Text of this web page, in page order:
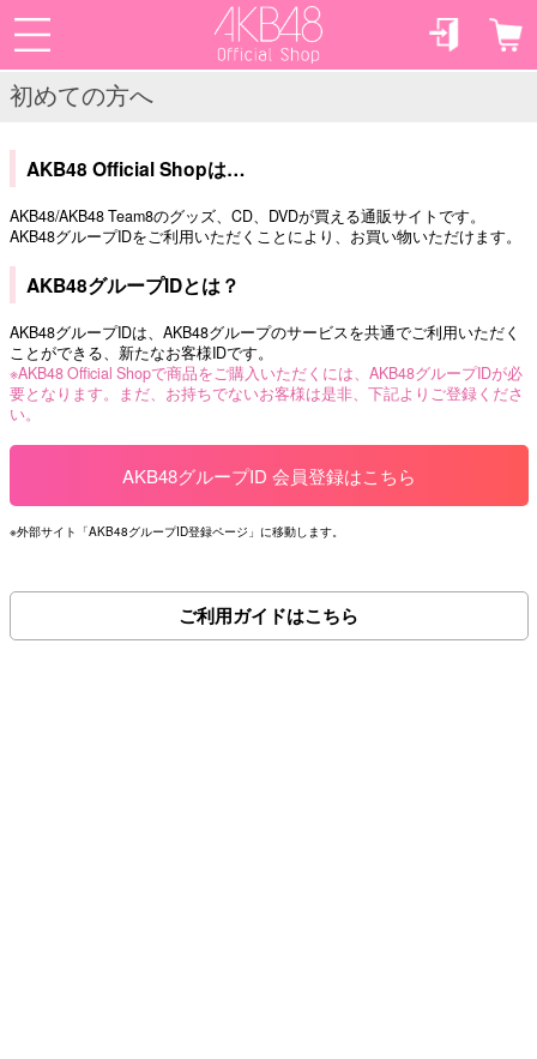
初めての方へ
AKB48 Official Shopは…
AKB48/AKB48 Team8のグッズ、CD、DVDが買える通販サイトです。
AKB48グループIDをご利用いただくことにより、お買い物いただけます。
AKB48グループIDとは？
AKB48グループIDは、AKB48グループのサービスを共通でご利用いただく
ことができる、新たなお客様IDです。
※AKB48 Official Shopで商品をご購入いただくには、AKB48グループIDが必
要となります。まだ、お持ちでないお客様は是非、下記よりご登録くださ
い。
AKB48グループID 会員登録はこちら
※外部サイト「AKB48グループID登録ページ」に移動します。
ご利用ガイドはこちら